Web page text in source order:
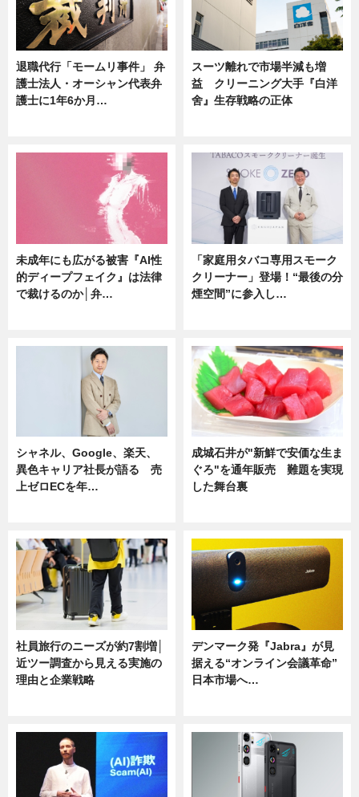
退職代行「モームリ事件」 弁
護士法人・オーシャン代表弁
護士に1年6か月…
スーツ離れで市場半減も増
益 クリーニング大手『白洋
舍』生存戦略の正体
未成年にも広がる被害『AI性
的ディープフェイク』は法律
で裁けるのか│弁…
「家庭用タバコ専用スモーク
クリーナー」登場！“最後の分
煙空間”に参入し…
シャネル、Google、楽天、
異色キャリア社長が語る 売
上ゼロECを年…
成城石井が"新鮮で安価な生ま
ぐろ"を通年販売 難題を実現
した舞台裏
社員旅行のニーズが約7割増│
近ツー調査から見える実施の
理由と企業戦略
デンマーク発『Jabra』が見
据える“オンライン会議革命”
日本市場へ…